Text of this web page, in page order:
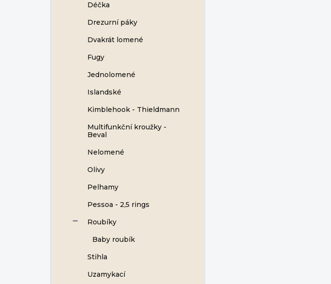
Déčka
Drezurní páky
Dvakrát lomené
Fugy
Jednolomené
Islandské
Kimblehook - Thieldmann
Multifunkční kroužky -
Beval
Nelomené
Olivy
Pelhamy
Pessoa - 2,5 rings
Roubíky
Baby roubík
Stihla
Uzamykací